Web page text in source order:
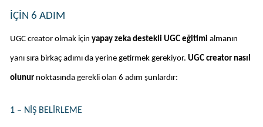
IÇIN 6 ADIM
UGC creator olmak için yapay zeka destekli UGC eğitimi almanın
yanı sıra birkaç adımı da yerine getirmek gerekiyor. UGC creator nasıl
olunur noktasında gerekli olan 6 adım şunlardır:
1 – NIŞ BELIRLEME